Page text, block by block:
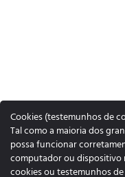
Cookies (testemunhos de
Tal como a maioria dos
possa funcionar
computador ou dispositivo
cookies ou testemunhos